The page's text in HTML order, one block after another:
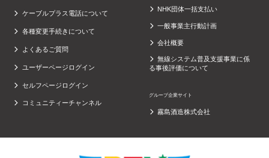
ケーブルプラス電話について
各種変更手続きについて
よくあるご質問
ユーザーページログイン
セルフページログイン
コミュニティーチャンネル
NHK団体一括支払い
一般事業主行動計画
会社概要
無線システム普及支援事業に係
る事後評価について
グループ企業サイト
霧島酒造株式会社